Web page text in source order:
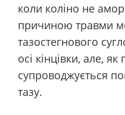
коли коліно не
причиною травми
тазостегнового
осі кінцівки, але,
супроводжується
тазу.